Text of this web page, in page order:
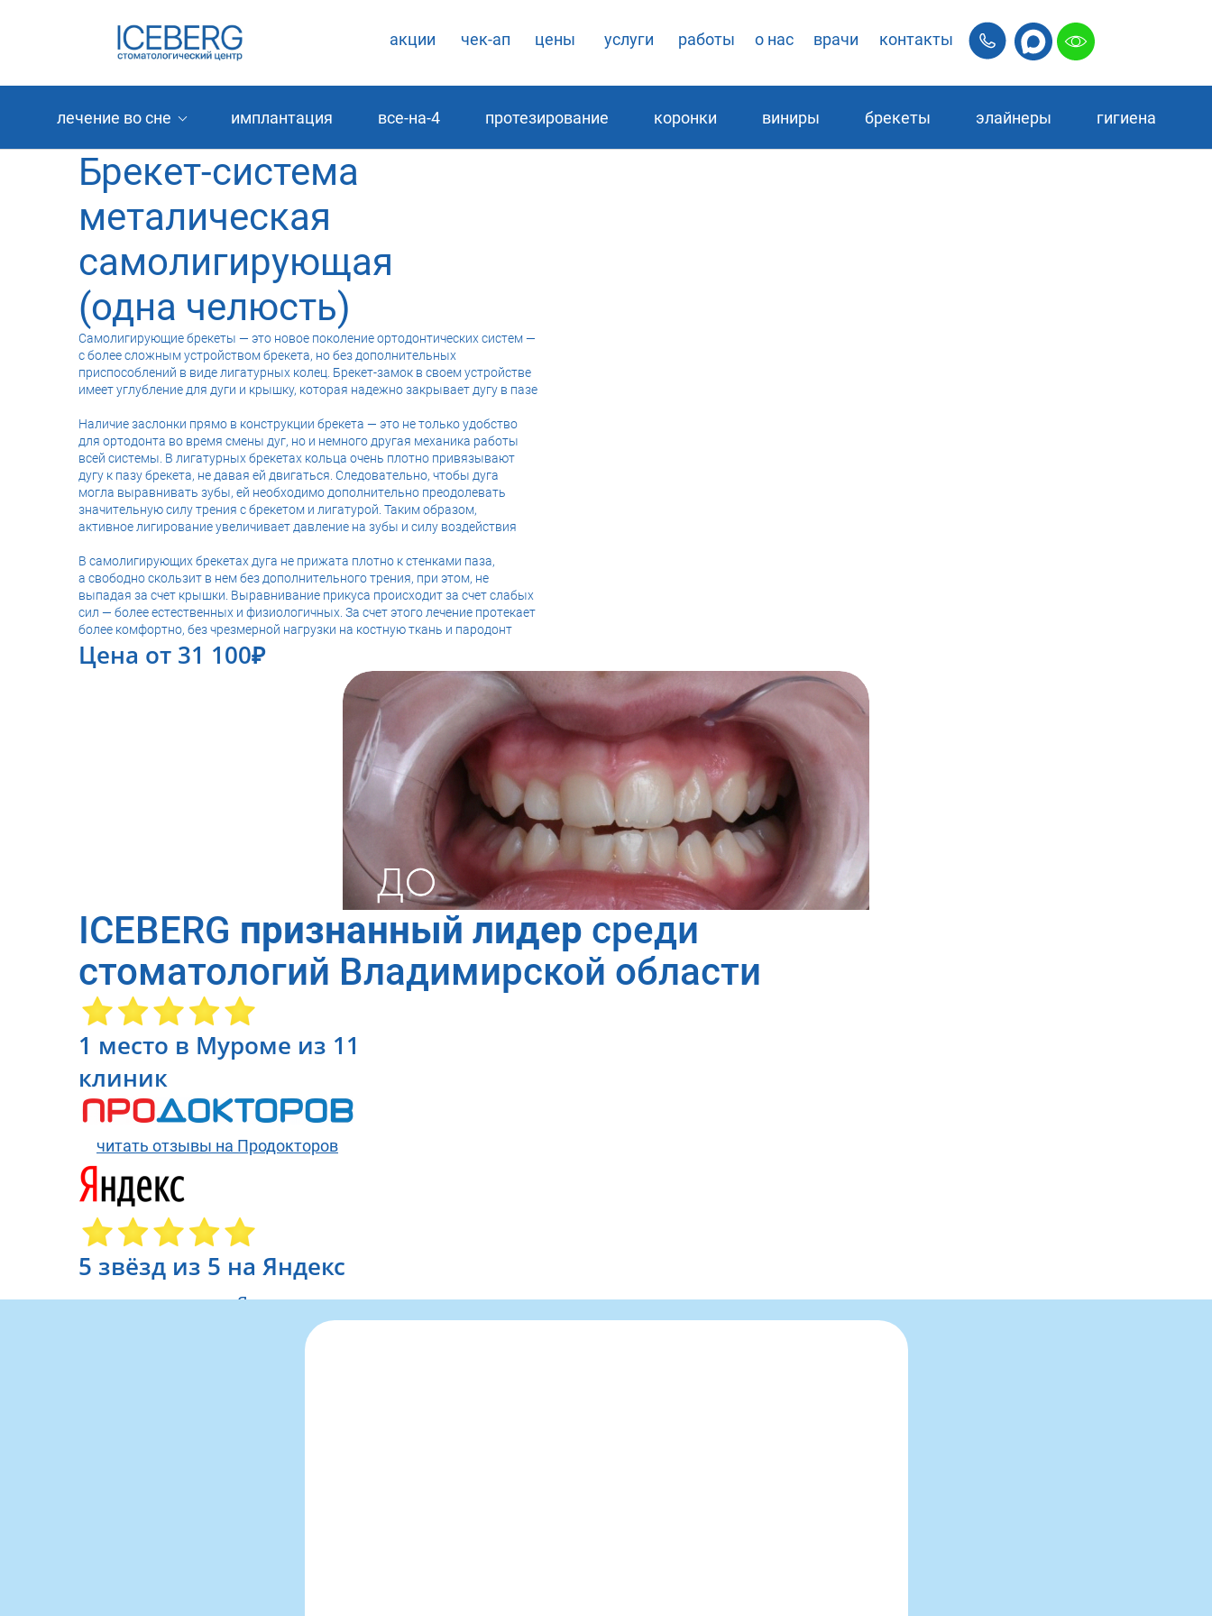
акции чек-ап цены услуги работы о нас врачи контакты
лечение во сне имплантация все-на-4 протезирование коронки виниры брекеты элайнеры гигиена
Брекет-система
металическая
самолигирующая
(одна челюсть)
Самолигирующие брекеты — это новое поколение ортодонтических систем —
с более сложным устройством брекета, но без дополнительных
приспособлений в виде лигатурных колец. Брекет-замок в своем устройстве
имеет углубление для дуги и крышку, которая надежно закрывает дугу в пазе
Наличие заслонки прямо в конструкции брекета — это не только удобство
для ортодонта во время смены дуг, но и немного другая механика работы
всей системы. В лигатурных брекетах кольца очень плотно привязывают
дугу к пазу брекета, не давая ей двигаться. Следовательно, чтобы дуга
могла выравнивать зубы, ей необходимо дополнительно преодолевать
значительную силу трения с брекетом и лигатурой. Таким образом,
активное лигирование увеличивает давление на зубы и силу воздействия
В самолигирующих брекетах дуга не прижата плотно к стенками паза,
а свободно скользит в нем без дополнительного трения, при этом, не
выпадая за счет крышки. Выравнивание прикуса происходит за счет слабых
сил — более естественных и физиологичных. За счет этого лечение протекает
более комфортно, без чрезмерной нагрузки на костную ткань и пародонт
Цена от 31 100₽
ICEBERG признанный лидер среди
стоматологий Владимирской области
1 место в Муроме из 11
клиник
читать отзывы на Продокторов
5 звёзд из 5 на Яндекс
читать отзывы на Яндекс